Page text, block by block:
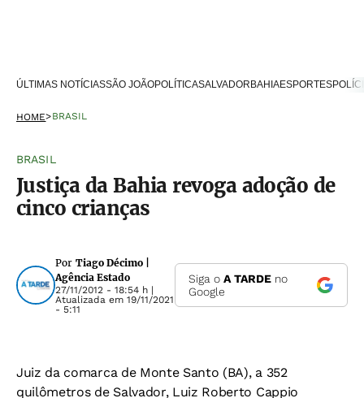
ÚLTIMAS NOTÍCIASSÃO JOÃOPOLÍTICASALVADOR BAHIAESPORTES
HOME>BRASIL
BRASIL
Justiça da Bahia revoga adoção de
cinco crianças
Por Tiago Décimo |
Agência Estado
27/11/2012 - 18:54 h |
Atualizada em 19/11/2021
- 5:11
Siga o A TARDEno
Google
Juiz da comarca de Monte Santo (BA), a 352
quilômetros de Salvador, Luiz Roberto Cappio